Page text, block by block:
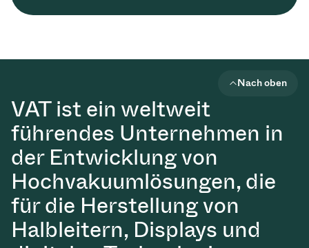
VAT ist ein weltweit
führendes Unternehmen in
der Entwicklung von
Hochvakuumlösungen, die
für die Herstellung von
Halbleitern, Displays und
Nach oben